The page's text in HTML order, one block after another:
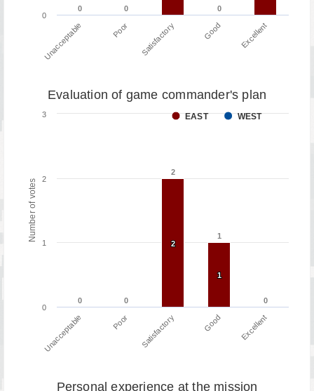
0
0 0
0 0
0
Unacceptable Poor Satisfactory Good Excellent
0
Number of votes
Evaluation of game commander's plan
0
0 0
0
2
2
1
1
0
0
2
2
1
1
EAST WEST
Unacceptable Poor Satisfactory Good Excellent
0
1
2
3
Personal experience at the mission